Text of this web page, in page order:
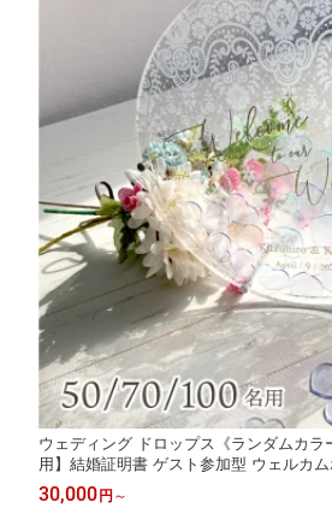
ウェディング ドロップス《ランダムカラ
用】結婚証明書 ゲスト参加型 ウェルカ
ウェルカムスペース ブライダル 席札 レー
30,000 円 ～